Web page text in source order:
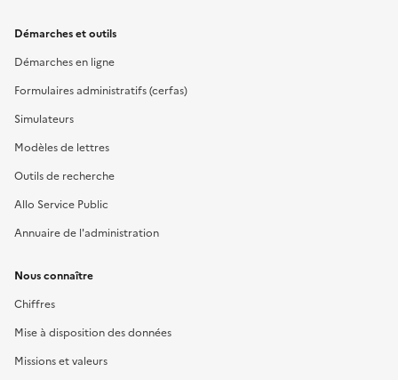
Démarches et outils
Démarches en ligne
Formulaires administratifs (cerfas)
Simulateurs
Modèles de lettres
Outils de recherche
Allo Service Public
Annuaire de l'administration
Nous connaître
Chiffres
Mise à disposition des données
Missions et valeurs